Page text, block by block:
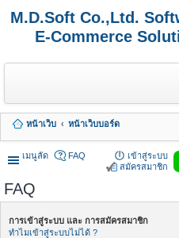
M.D.Soft Co.,Ltd.
E-Commerce
หน้าเว็บ
หน้าเว็บบอร์ด
เมนูลัด
FAQ
เข้าสู่ระบบ
สมัครสมาชิก
FAQ
การเข้าสู่ระบบ และ การสมัครสมาชิก
ทำไมเข้าสู่ระบบไม่ได้ ?